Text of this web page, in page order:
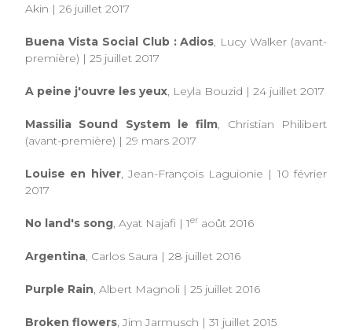
Akin | 26 juillet 2017
Buena Vista Social Club : Adios, Lucy Walker (avant-
première) | 25 juillet 2017
A peine j'ouvre les yeux, Leyla Bouzid | 24 juillet 2017
Massilia Sound System le film, Christian Philibert
(avant-première) | 29 mars 2017
Louise en hiver, Jean-François Laguionie | 10 février
2017
No land's song, Ayat Najafi | 1er août 2016
Argentina, Carlos Saura | 28 juillet 2016
Purple Rain, Albert Magnoli | 25 juillet 2016
Broken flowers, Jim Jarmusch | 31 juillet 2015